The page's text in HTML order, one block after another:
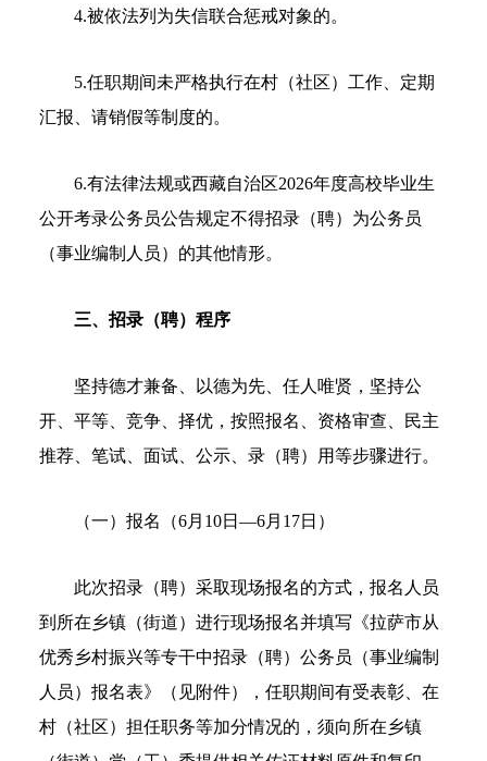
4.被依法列为失信联合惩戒对象的。
5.任职期间未严格执行在村（社区）工作、定期
汇报、请销假等制度的。
6.有法律法规或西藏自治区2026年度高校毕业生
公开考录公务员公告规定不得招录（聘）为公务员
（事业编制人员）的其他情形。
三、招录（聘）程序
坚持德才兼备、以德为先、任人唯贤，坚持公
开、平等、竞争、择优，按照报名、资格审查、民主
推荐、笔试、面试、公示、录（聘）用等步骤进行。
（一）报名（6月10日—6月17日）
此次招录（聘）采取现场报名的方式，报名人员
到所在乡镇（街道）进行现场报名并填写《拉萨市从
优秀乡村振兴等专干中招录（聘）公务员（事业编制
人员）报名表》（见附件），任职期间有受表彰、在
村（社区）担任职务等加分情况的，须向所在乡镇